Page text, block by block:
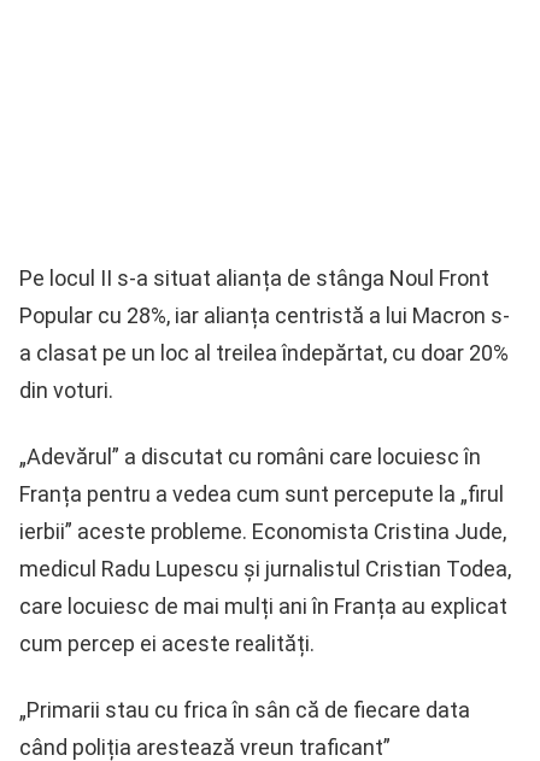
Pe locul II s-a situat alianța de stânga Noul Front
Popular cu 28%, iar alianța centristă a lui Macron s-
a clasat pe un loc al treilea îndepărtat, cu doar 20%
din voturi.
„Adevărul” a discutat cu români care locuiesc în
Franța pentru a vedea cum sunt percepute la „firul
ierbii” aceste probleme. Economista Cristina Jude,
medicul Radu Lupescu și jurnalistul Cristian Todea,
care locuiesc de mai mulți ani în Franța au explicat
cum percep ei aceste realități.
„Primarii stau cu frica în sân că de fiecare data
când poliția arestează vreun traficant”